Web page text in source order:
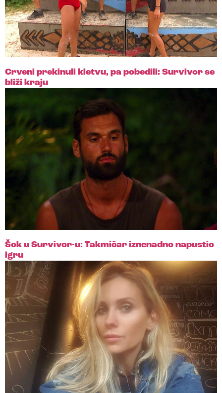
Crveni prekinuli kletvu, pa pobedili: Survivor se
bliži kraju
Šok u Survivor-u: Takmičar iznenadno napustio
igru